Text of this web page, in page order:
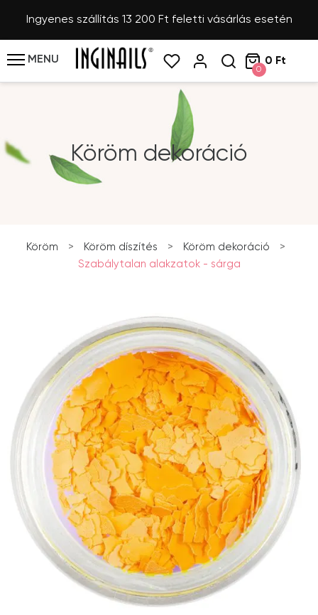
Ingyenes szállítás 13 200 Ft feletti vásárlás esetén
MENU
0
0 Ft
Köröm dekoráció
Köröm > Köröm díszítés > Köröm dekoráció
>
Szabálytalan alakzatok - sárga